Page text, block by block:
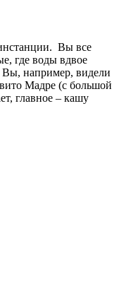
инстанции. Вы все
где воды вдвое
Вы, например, видели
Мадре (с большой
главное – кашу